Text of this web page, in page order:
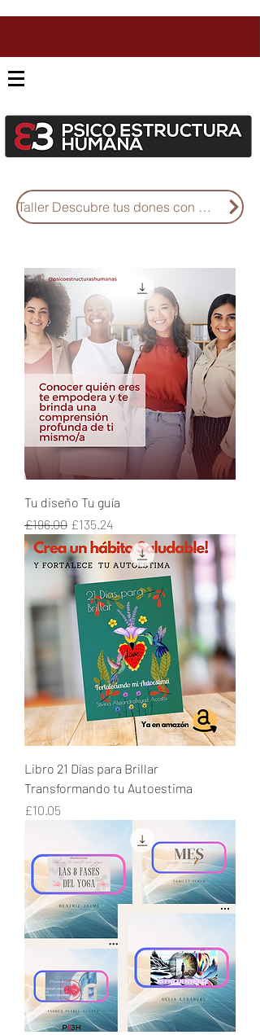
Taller Descubre tus dones con Diseño Humano
Tu diseño Tu guía
Regular Price
£196.00 Sale Price
£135.24
Libro 21 Días para Brillar
Transformando tu Autoestima
Price
£10.05